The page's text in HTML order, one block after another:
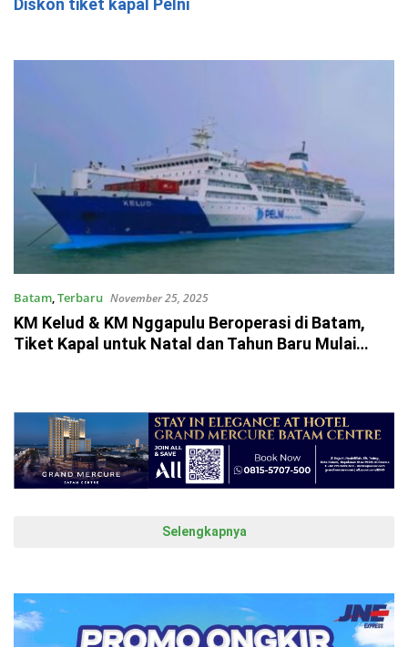
Diskon tiket kapal Pelni
Batam,Terbaru November 25, 2025
KM Kelud & KM Nggapulu Beroperasi di Batam,
Tiket Kapal untuk Natal dan Tahun Baru Mulai
Selengkapnya